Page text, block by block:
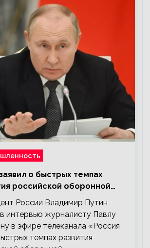
о быстрых темпах
российской оборонной
России Владимир Путин
в интервью журналисту Павлу
в эфире телеканала «Россия
темпах развития